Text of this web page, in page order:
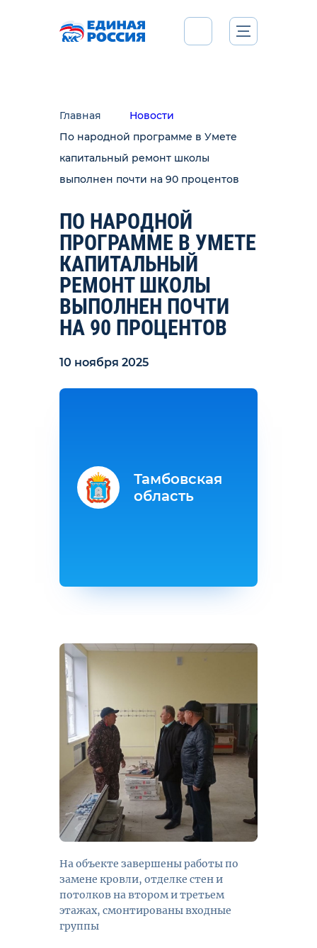
Главная
Новости
По народной программе в Умете
капитальный ремонт школы
выполнен почти на 90 процентов
ПО НАРОДНОЙ
ПРОГРАММЕ В УМЕТЕ
КАПИТАЛЬНЫЙ
РЕМОНТ ШКОЛЫ
ВЫПОЛНЕН ПОЧТИ
НА 90 ПРОЦЕНТОВ
10 ноября 2025
На объекте завершены работы по
замене кровли, отделке стен и
потолков на втором и третьем
этажах, смонтированы входные
группы
Тамбовская
область